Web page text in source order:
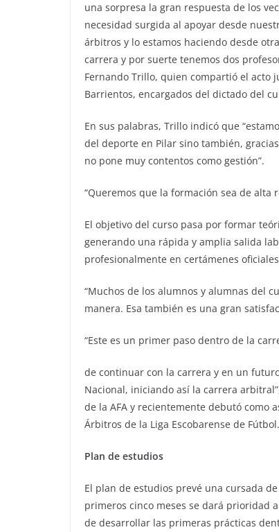
una sorpresa la gran respuesta de los
necesidad surgida al apoyar desde
árbitros y lo estamos haciendo desde
carrera y por suerte tenemos dos
Fernando Trillo, quien compartió el acto
Barrientos, encargados del dictado del
En sus palabras, Trillo indicó que
del deporte en Pilar sino también,
no pone muy contentos como gestión”.
“Queremos que la formación sea de alta
El objetivo del curso pasa por formar
generando una rápida y amplia salida
profesionalmente en certámenes
“Muchos de los alumnos y alumnas del
manera. Esa también es una gran
“Este es un primer paso dentro de la
de continuar con la carrera y en un
Nacional, iniciando así la carrera
de la AFA y recientemente debutó como
Árbitros de la Liga Escobarense de Fútbol.
Plan de estudios
El plan de estudios prevé una cursada
primeros cinco meses se dará prioridad
de desarrollar las primeras prácticas